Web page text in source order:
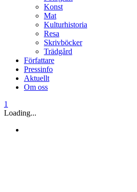
Konst
Mat
Kulturhistoria
Resa
Skrivböcker
Trädgård
Författare
Pressinfo
Aktuellt
Om oss
1
Loading...